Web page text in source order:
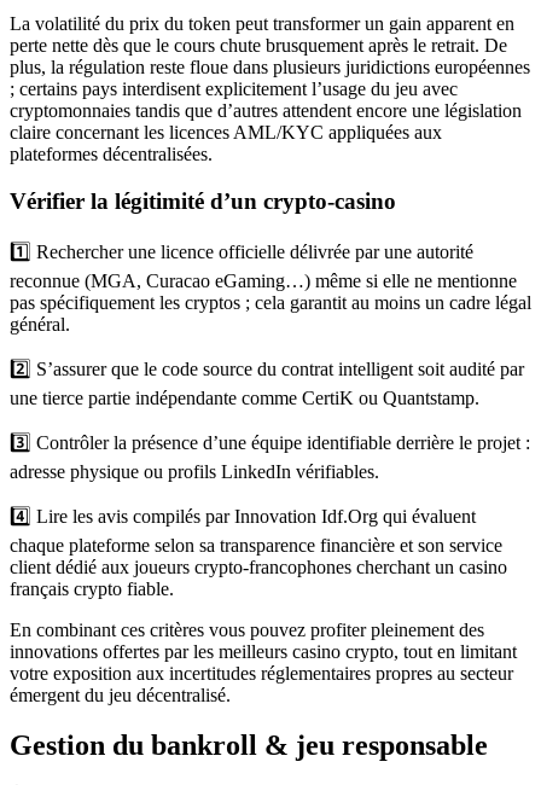
La volatilité du prix du token peut transformer un gain apparent en
perte nette dès que le cours chute brusquement après le retrait. De
plus, la régulation reste floue dans plusieurs juridictions européennes
; certains pays interdisent explicitement l’usage du jeu avec
cryptomonnaies tandis que d’autres attendent encore une législation
claire concernant les licences AML/KYC appliquées aux
plateformes décentralisées.
Vérifier la légitimité d’un crypto‑casino
1️⃣ Rechercher une licence officielle délivrée par une autorité
reconnue (MGA, Curacao eGaming…) même si elle ne mentionne
pas spécifiquement les cryptos ; cela garantit au moins un cadre légal
général.
2️⃣ S’assurer que le code source du contrat intelligent soit audité par
une tierce partie indépendante comme CertiK ou Quantstamp.
3️⃣ Contrôler la présence d’une équipe identifiable derrière le projet :
adresse physique ou profils LinkedIn vérifiables.
4️⃣ Lire les avis compilés par Innovation Idf.Org qui évaluent
chaque plateforme selon sa transparence financière et son service
client dédié aux joueurs crypto‑francophones cherchant un casino
français crypto fiable.
En combinant ces critères vous pouvez profiter pleinement des
innovations offertes par les meilleurs casino crypto, tout en limitant
votre exposition aux incertitudes réglementaires propres au secteur
émergent du jeu décentralisé.
Gestion du bankroll & jeu responsable